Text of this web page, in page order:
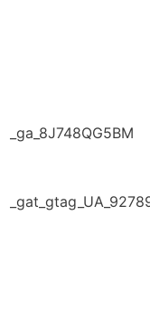
_ga_8J748QG5BM